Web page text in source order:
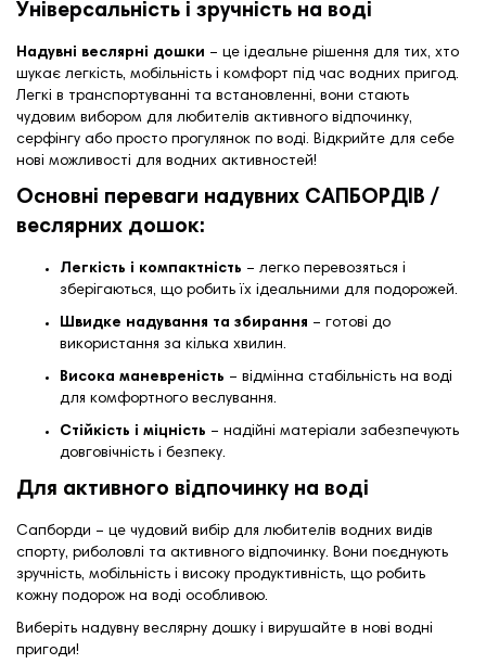
Універсальність і зручність на воді
Надувні веслярні дошки – це ідеальне рішення для тих, хто
шукає легкість, мобільність і комфорт під час водних пригод.
Легкі в транспортуванні та встановленні, вони стають
чудовим вибором для любителів активного відпочинку,
серфінгу або просто прогулянок по воді. Відкрийте для себе
нові можливості для водних активностей!
Основні переваги надувних САПБОРДІВ /
веслярних дошок:
Легкість і компактність – легко перевозяться і
зберігаються, що робить їх ідеальними для подорожей.
Швидке надування та збирання – готові до
використання за кілька хвилин.
Висока маневреність – відмінна стабільність на воді
для комфортного веслування.
Стійкість і міцність – надійні матеріали забезпечують
довговічність і безпеку.
Для активного відпочинку на воді
Сапборди – це чудовий вибір для любителів водних видів
спорту, риболовлі та активного відпочинку. Вони поєднують
зручність, мобільність і високу продуктивність, що робить
кожну подорож на воді особливою.
Виберіть надувну веслярну дошку і вирушайте в нові водні
пригоди!